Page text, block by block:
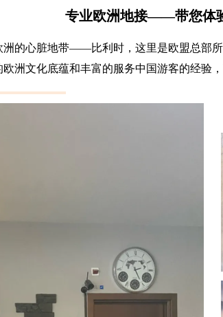
专业欧洲地接——带您体
洲的心脏地带——比利时，这里是欧盟总部
欧洲文化底蕴和丰富的服务中国游客的经验